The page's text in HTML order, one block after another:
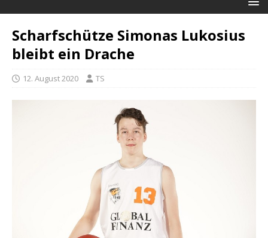
Scharfschütze Simonas Lukosius
bleibt ein Drache
12. August 2020 TS